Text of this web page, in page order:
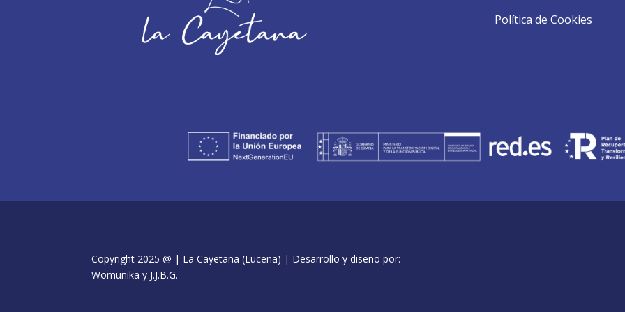
Política de Cookies
Copyright 2025 @ | La Cayetana (Lucena) | Desarrollo y diseño por:
Womunika y J.J.B.G.